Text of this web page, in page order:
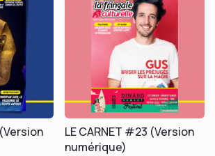
LE CARNET #23 (Version
numérique)